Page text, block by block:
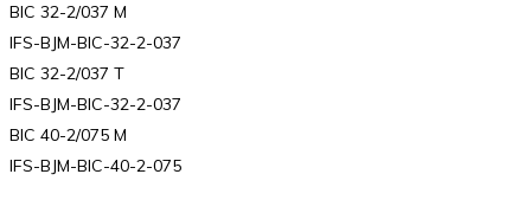
BIC 32-2/037 M
IFS-BJM-BIC-32-2-037
BIC 32-2/037 T
IFS-BJM-BIC-32-2-037
BIC 40-2/075 M
IFS-BJM-BIC-40-2-075